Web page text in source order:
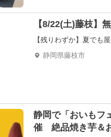
【8/22(土)藤枝】
【残りわずか】夏でも
静岡県藤枝市
静岡で「おいもフ
催 絶品焼き芋＆